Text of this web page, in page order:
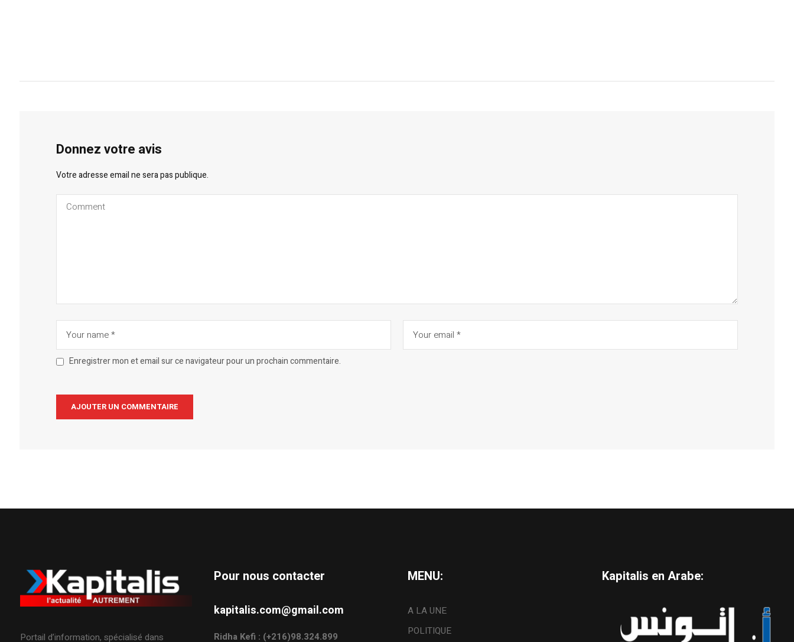
Donnez votre avis
Votre adresse email ne sera pas publique.
Enregistrer mon et email sur ce navigateur pour un prochain commentaire.
Portail d’information, spécialisé dans
Pour nous contacter
kapitalis.com@gmail.com
Ridha Kefi : (+216)98.324.899
MENU:
A LA UNE
POLITIQUE
Kapitalis en Arabe: